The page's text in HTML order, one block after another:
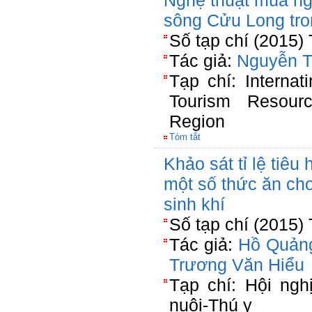
sông Cửu Long
Số tạp chí (2015)
Tác giả: Nguyễn
Tạp chí:
Tourism
Region
Tóm tắt
Khảo sát tỉ lệ tiêu
một số thức ăn
sinh khí
Số tạp chí (2015)
Tác giả: Hồ
Trương Văn Hiểu
Tạp chí: Hội
nuôi-Thú y